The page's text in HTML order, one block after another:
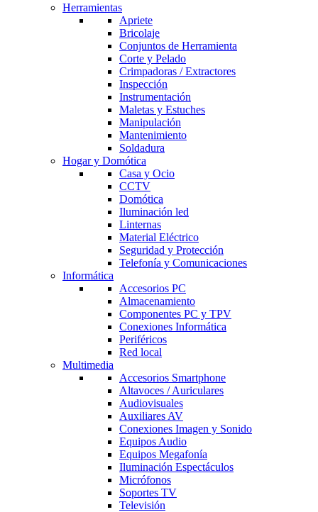
Herramientas
Apriete
Bricolaje
Conjuntos de Herramienta
Corte y Pelado
Crimpadoras / Extractores
Inspección
Instrumentación
Maletas y Estuches
Manipulación
Mantenimiento
Soldadura
Hogar y Domótica
Casa y Ocio
CCTV
Domótica
Iluminación led
Linternas
Material Eléctrico
Seguridad y Protección
Telefonía y Comunicaciones
Informática
Accesorios PC
Almacenamiento
Componentes PC y TPV
Conexiones Informática
Periféricos
Red local
Multimedia
Accesorios Smartphone
Altavoces / Auriculares
Audiovisuales
Auxiliares AV
Conexiones Imagen y Sonido
Equipos Audio
Equipos Megafonía
Iluminación Espectáculos
Micrófonos
Soportes TV
Televisión